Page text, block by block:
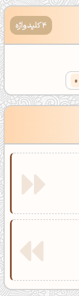
4 کلیدواژه
0